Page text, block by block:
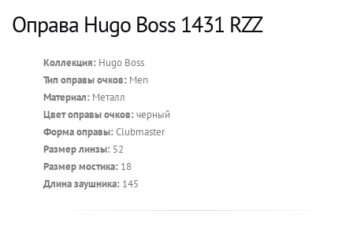
Оправа Hugo Boss 1431 RZZ
Коллекция: Hugo Boss
Тип оправы очков: Men
Материал: Металл
Цвет оправы очков: черный
Форма оправы: Clubmaster
Размер линзы: 52
Размер мостика: 18
Длина заушника: 145